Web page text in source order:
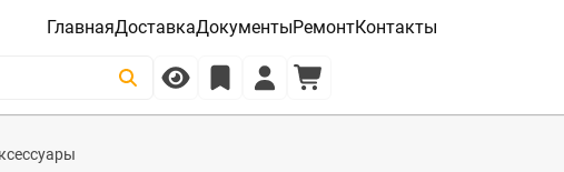
ГлавнаяДоставкаДокументыРемонтКонтакты